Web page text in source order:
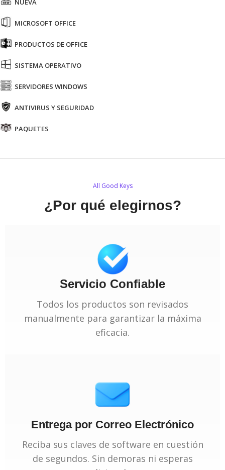
NUEVA
MICROSOFT OFFICE
PRODUCTOS DE OFFICE
SISTEMA OPERATIVO
SERVIDORES WINDOWS
ANTIVIRUS Y SEGURIDAD
PAQUETES
All Good Keys
¿Por qué elegirnos?
Servicio Confiable
Todos los productos son revisados
manualmente para garantizar la máxima
eficacia.
Entrega por Correo Electrónico
Reciba sus claves de software en cuestión
de segundos. Sin demoras ni esperas